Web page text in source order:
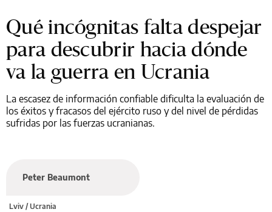
Qué incógnitas falta despejar
para descubrir hacia dónde
va la guerra en Ucrania
La escasez de información confiable dificulta la evaluación de
los éxitos y fracasos del ejército ruso y del nivel de pérdidas
sufridas por las fuerzas ucranianas.
Peter Beaumont
Lviv / Ucrania